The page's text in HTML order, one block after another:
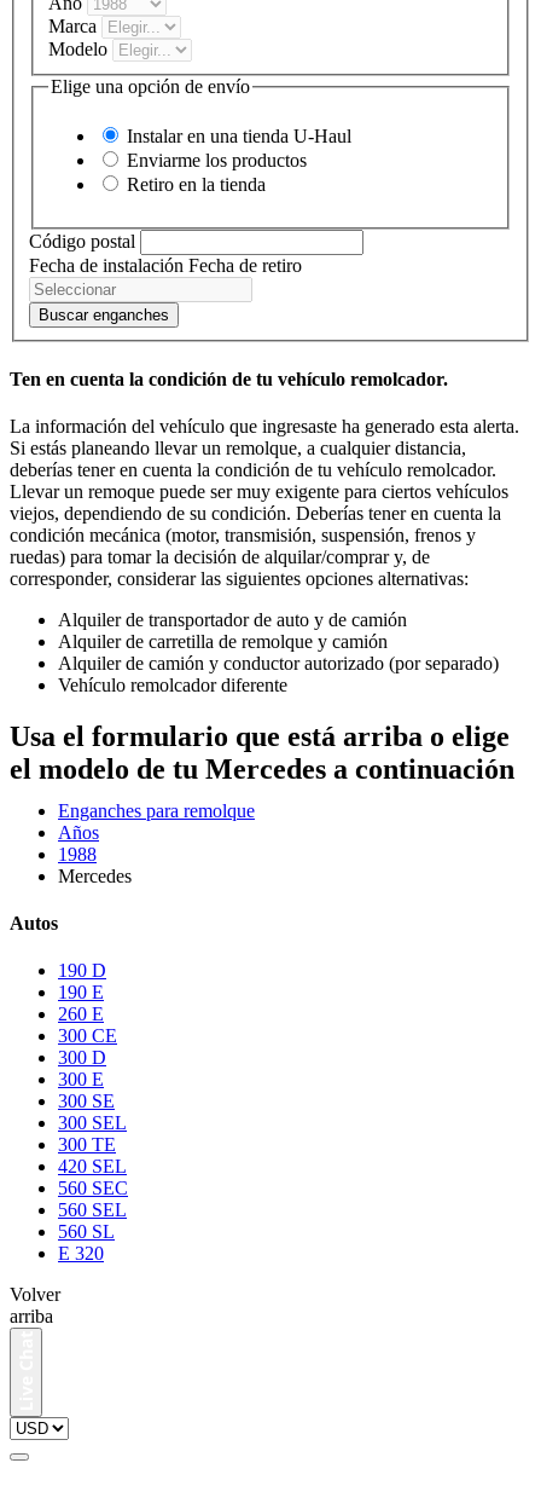
Marca
Modelo
Elige una opción de envío
Instalar en una tienda U-Haul
Enviarme los productos
Retiro en la tienda
Código postal
Fecha de instalación Fecha de retiro
Buscar enganches
Ten en cuenta la condición de tu vehículo remolcador.
La información del vehículo que ingresaste ha generado esta alerta.
Si estás planeando llevar un remolque, a cualquier distancia,
deberías tener en cuenta la condición de tu vehículo remolcador.
Llevar un remoque puede ser muy exigente para ciertos vehículos
viejos, dependiendo de su condición. Deberías tener en cuenta la
condición mecánica (motor, transmisión, suspensión, frenos y
ruedas) para tomar la decisión de alquilar/comprar y, de
corresponder, considerar las siguientes opciones alternativas:
Alquiler de transportador de auto y de camión
Alquiler de carretilla de remolque y camión
Alquiler de camión y conductor autorizado (por separado)
Vehículo remolcador diferente
Usa el formulario que está arriba o elige
el modelo de tu Mercedes a continuación
Enganches para remolque
Años
1988
Mercedes
Autos
190 D
190 E
260 E
300 CE
300 D
300 E
300 SE
300 SEL
300 TE
420 SEL
560 SEC
560 SEL
560 SL
E 320
Volver
arriba